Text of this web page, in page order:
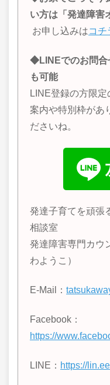
い方は「発達障害
お申し込みはコ
◆LINEでのお問合
も可能
LINE登録の方限
案内や特別枠があ
ださいね。
発達子育てを頑張
相談室
発達障害専門カ
わようこ）
E-Mail：
Facebook：
https://
LINE ： https://